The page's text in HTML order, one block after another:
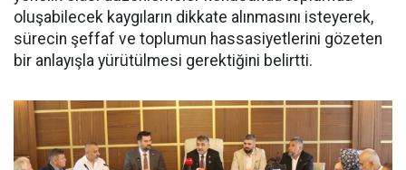
oluşabilecek kaygıların dikkate alınmasını isteyerek,
sürecin şeffaf ve toplumun hassasiyetlerini gözeten
bir anlayışla yürütülmesi gerektiğini belirtti.